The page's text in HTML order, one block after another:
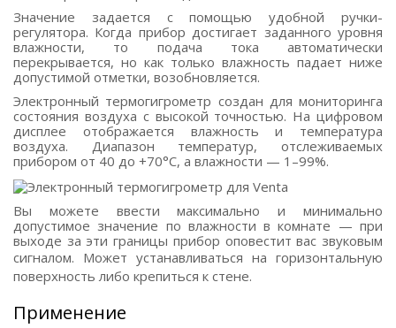
Значение задается с помощью удобной ручки-
регулятора. Когда прибор достигает заданного уровня
влажности, то подача тока автоматически
перекрывается, но как только влажность падает ниже
допустимой отметки, возобновляется.
Электронный термогигрометр создан для мониторинга
состояния воздуха с высокой точностью. На цифровом
дисплее отображается влажность и температура
воздуха. Диапазон температур, отслеживаемых
прибором от 40 до +70°С, а влажности — 1–99%.
Вы можете ввести максимально и минимально
допустимое значение по влажности в комнате — при
выходе за эти границы прибор оповестит вас звуковым
сигналом. Может устанавливаться на горизонтальную
поверхность либо крепиться к стене.
Применение